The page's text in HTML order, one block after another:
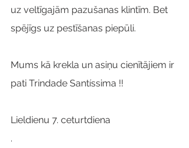
uz veltīgajām pazušanas klintīm. Bet
spējīgs uz pestīšanas piepūli.
Mums kā krekla un asiņu cienītājiem ir
pati Trindade Santíssima !!
Lieldienu 7. ceturtdiena
.